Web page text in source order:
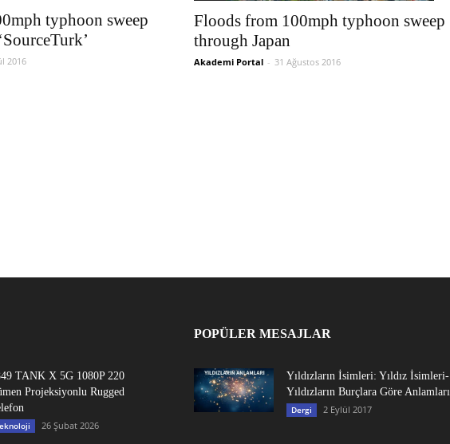
typhoon sweep
2016
Floods from 100mph typhoon sweep
through Japan
Akademi Portal - 31 Ağustos 2016
TANK X 5G 1080P 220
Projeksiyonlu Rugged
26 Şubat 2026
POPÜLER MESAJLAR
Yıldızların İsimleri: Yıldız İsimleri-
Yıldızların Burçlara Göre Anlamları
Dergi 2 Eylül 2017